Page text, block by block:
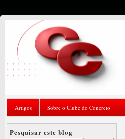
Artigos Sobre o Clube do Concreto
Pesquisar este blog